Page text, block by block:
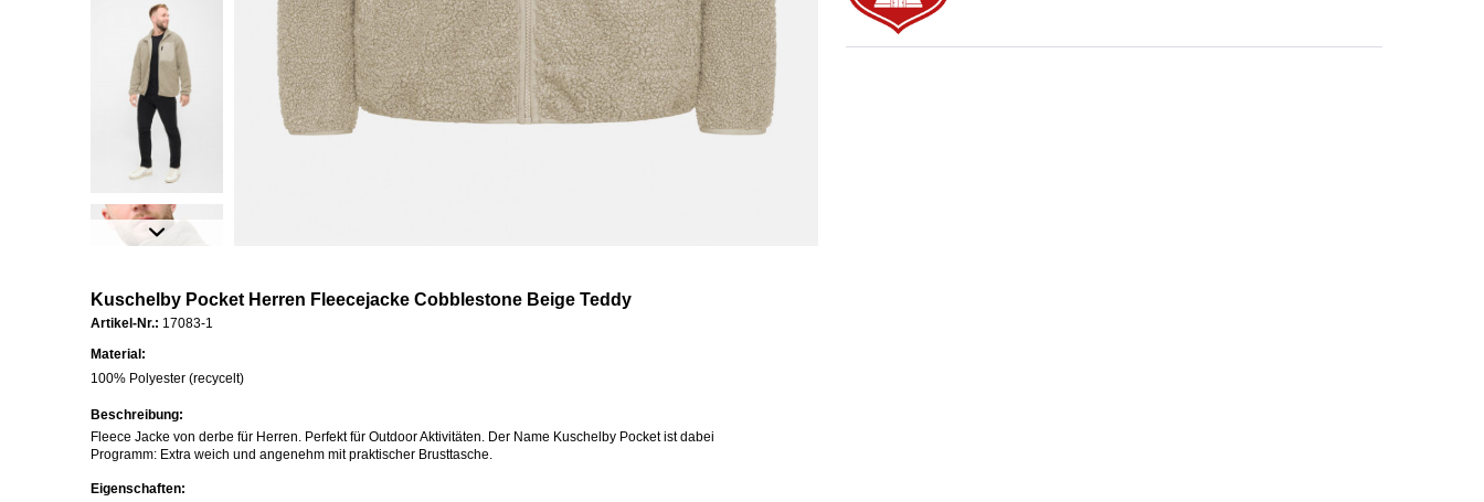
Kuschelby Pocket Herren Fleecejacke Cobblestone Beige Teddy
Artikel-Nr.: 17083-1
Material:
100% Polyester (recycelt)
Beschreibung:
Fleece Jacke von derbe für Herren. Perfekt für Outdoor Aktivitäten. Der Name Kuschelby Pocket ist dabei
Programm: Extra weich und angenehm mit praktischer Brusttasche.
Eigenschaften: